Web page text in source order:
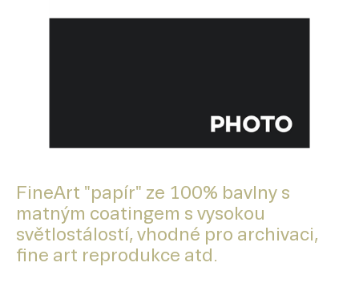
FineArt "papír" ze 100% bavlny s
matným coatingem s vysokou
světlostálostí, vhodné pro archivaci,
fine art reprodukce atd.